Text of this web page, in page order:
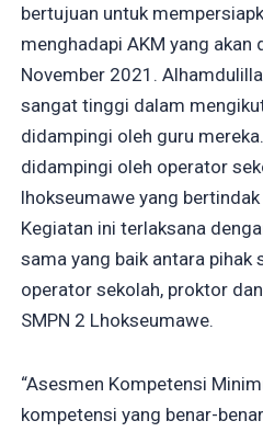
bertujuan untuk
menghadapi AKM yang akan
November 2021.
sangat tinggi dalam
didampingi oleh guru
didampingi oleh operator
lhokseumawe yang
Kegiatan ini terlaksana
sama yang baik antara pihak
operator sekolah, proktor
SMPN 2 Lhokseumawe.
“Asesmen Kompetensi
kompetensi yang benar-